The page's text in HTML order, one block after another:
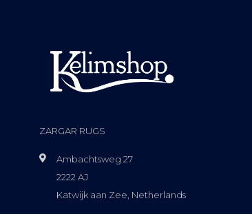
ZARGAR RUGS
Ambachtsweg 27
2222 AJ
Katwijk aan Zee, Netherlands